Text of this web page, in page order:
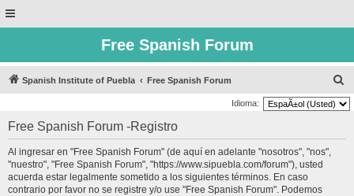
Free Spanish Forum
Spanish Institute of Puebla Free Spanish Forum
u
Idioma:
Free Spanish Forum -Registro
Al ingresar en "Free Spanish Forum" (de aquí en adelante "nosotros", "nos",
"nuestro", "Free Spanish Forum", "https://www.sipuebla.com/forum"), usted
acuerda estar legalmente sometido a los siguientes términos. En caso
contrario por favor no se registre y/o use "Free Spanish Forum". Podemos